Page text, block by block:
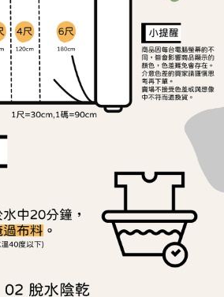
進行付款，方視為交易完成。
不需立刻繳費，但若您需要取消訂單，請聯絡
意取消之訂單仍視為有效，需透過AFTEE先享
先享後付 」之結帳頁面顯示為準，若有關於
欲退款等相關疑問，請聯繫「AFTEE先享後付
support/home
公司提供之「AFTEE先享後付」服務完成之交
內提供個人資料，並將交易相關給付款項請求債
司。
徵得法定代理人或監護人之同意方可使用
經同意申辦者引起之損失，本公司不負相關責
」時，將依據個別帳號之用戶狀況，依本公司即
；若仍有額度不足之情形，本公司將視審查結果
或使用他人資訊註冊。若發現惡意使用之情形，
含以上)免運費